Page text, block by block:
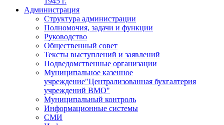
Администрация
Структура администрации
Полномочия, задачи и функции
Руководство
Общественный совет
Тексты выступлений и заявлений
Подведомственные организации
Муниципальное казенное
учреждение"Централизованная бухгалтерия
учреждений ВМО"
Муниципальный контроль
Информационные системы
СМИ